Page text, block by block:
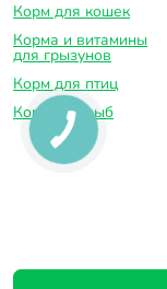
Корм для кошек
Корма и витамины
для грызунов
Корм для птиц
Корм для рыб